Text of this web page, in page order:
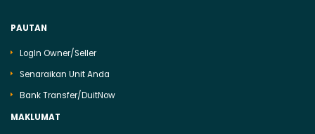
PAUTAN
LogIn Owner/Seller
Senaraikan Unit Anda
Bank Transfer/DuitNow
MAKLUMAT